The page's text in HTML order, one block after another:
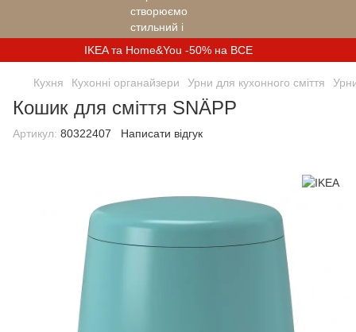
IKEA та Home&You -50% на ВСЕ
Кухня Кухонні органайзери Урни для кухонного сміття
Кошик для сміття SNÄPP
Артикул: 80322407 Написати відгук